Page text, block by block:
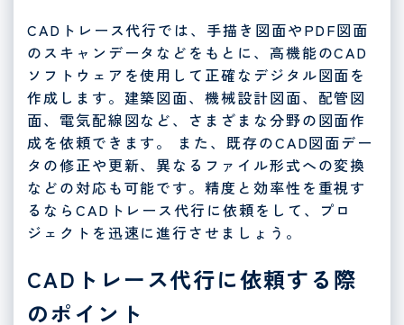
CADトレース代行では、手描き図面やPDF図面
のスキャンデータなどをもとに、高機能のCAD
ソフトウェアを使用して正確なデジタル図面を
作成します。建築図面、機械設計図面、配管図
面、電気配線図など、さまざまな分野の図面作
成を依頼できます。 また、既存のCAD図面デー
タの修正や更新、異なるファイル形式への変換
などの対応も可能です。精度と効率性を重視す
るならCADトレース代行に依頼をして、プロ
ジェクトを迅速に進行させましょう。
CADトレース代行に依頼する際
のポイント